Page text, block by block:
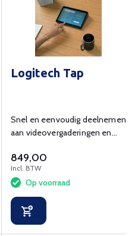
Logitech Tap
Snel en eenvoudig deelnemen
aan videovergaderingen en
delen.
849,00
Incl. BTW
Op voorraad